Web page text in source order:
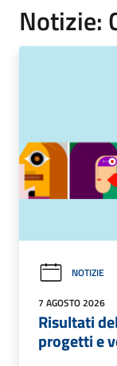
Notizie:
NOTIZIE
7 AGOSTO 2026
Risultati
progetti e